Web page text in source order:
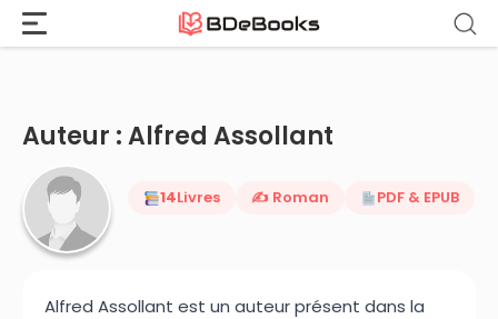
Accueil Alfred Assollant
Auteur : Alfred Assollant
14Livres ✍️ Roman PDF & EPUB
Alfred Assollant est un auteur présent dans la